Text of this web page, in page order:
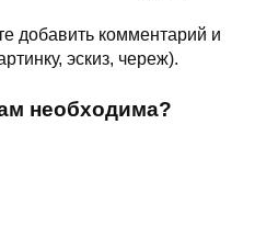
добавить комментарий и
эскиз, череж).
необходима?